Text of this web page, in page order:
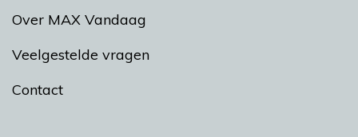
Over MAX Vandaag
Veelgestelde vragen
Contact